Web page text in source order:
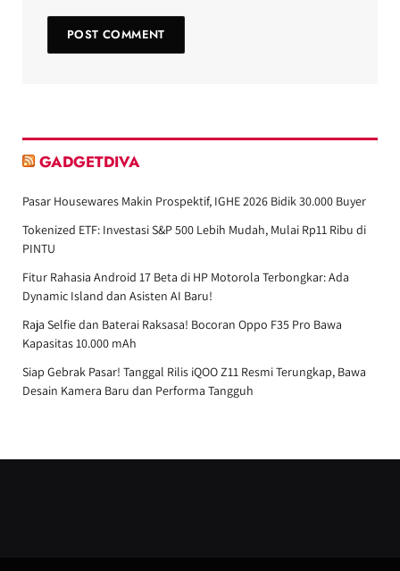
GADGETDIVA
Pasar Housewares Makin Prospektif, IGHE 2026 Bidik 30.000 Buyer
Tokenized ETF: Investasi S&P 500 Lebih Mudah, Mulai Rp11 Ribu di
PINTU
Fitur Rahasia Android 17 Beta di HP Motorola Terbongkar: Ada
Dynamic Island dan Asisten AI Baru!
Raja Selfie dan Baterai Raksasa! Bocoran Oppo F35 Pro Bawa
Kapasitas 10.000 mAh
Siap Gebrak Pasar! Tanggal Rilis iQOO Z11 Resmi Terungkap, Bawa
Desain Kamera Baru dan Performa Tangguh